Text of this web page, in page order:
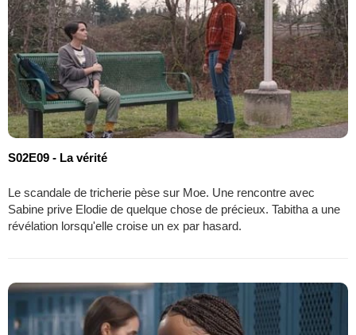
S02E09 - La vérité
Le scandale de tricherie pèse sur Moe. Une rencontre avec
Sabine prive Elodie de quelque chose de précieux. Tabitha a une
révélation lorsqu'elle croise un ex par hasard.